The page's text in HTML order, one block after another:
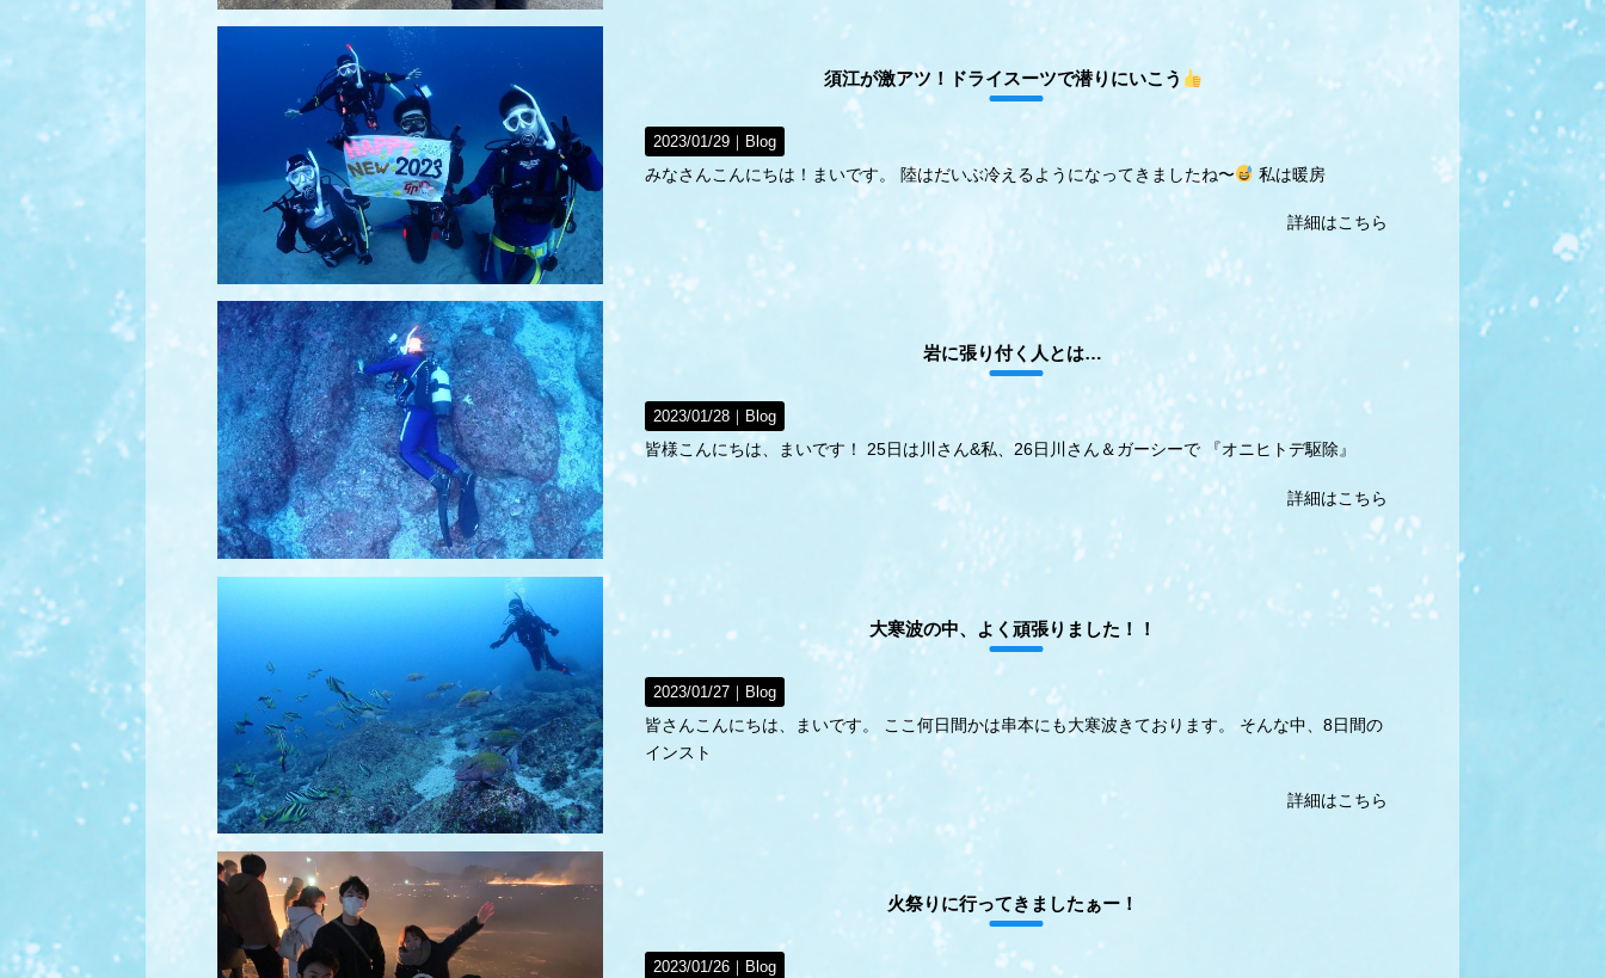
須江が激アツ！ドライスーツで潜りにいこう
2023/01/29｜ Blog
みなさんこんにちは！まいです。 陸はだいぶ冷えるようになってきましたね〜 私は暖房
詳細はこちら
岩に張り付く人とは…
2023/01/28｜ Blog
皆様こんにちは、まいです！ 25日は川さん&私、26日川さん＆ガーシーで 『オニヒトデ駆除』
詳細はこちら
大寒波の中、よく頑張りました！！
2023/01/27｜ Blog
皆さんこんにちは、まいです。 ここ何日間かは串本にも大寒波きております。 そんな中、8日間の
インスト
詳細はこちら
火祭りに行ってきましたぁー！
2023/01/26｜ Blog